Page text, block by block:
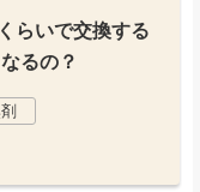
らいで交換する
るの？